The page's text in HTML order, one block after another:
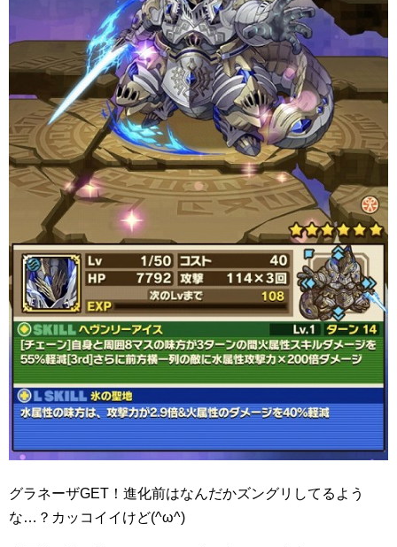
グラネーザGET！進化前はなんだかズングリしてるよう
な…？カッコイイけど(^ω^)